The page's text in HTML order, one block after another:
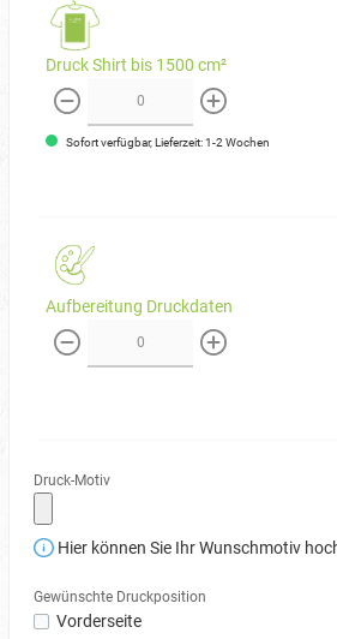
Druck Shirt bis 1500 cm²
weniger mehr
Sofort verfügbar, Lieferzeit: 1-2 Wochen
Aufbereitung Druckdaten
weniger mehr
Druck-Motiv
Hier können Sie Ihr Wunschmotiv
Gewünschte Druckposition
Vorderseite